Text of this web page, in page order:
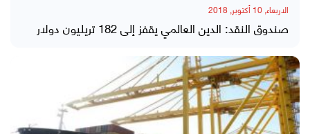
الاربعاء, 10 أكتوبر, 2018
صندوق النقد: الدين العالمي يقفز إلى 182 تريليون دولار